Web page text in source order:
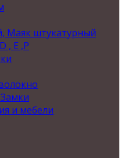
Маяк штукатурный
, Е ,P
и мебели